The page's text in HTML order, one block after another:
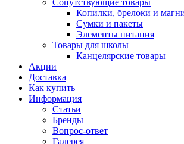
Сопутствующие товары
Копилки, брелоки и
Сумки и пакеты
Элементы питания
Товары для школы
Канцелярские товары
Акции
Доставка
Как купить
Информация
Статьи
Бренды
Вопрос-ответ
Галерея